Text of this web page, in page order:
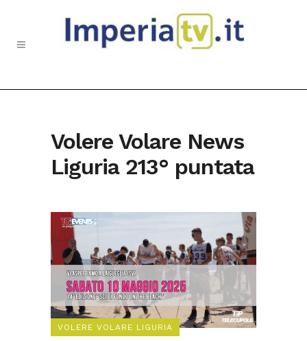
Volere Volare News
Liguria 213° puntata
VOLERE VOLARE LIGURIA